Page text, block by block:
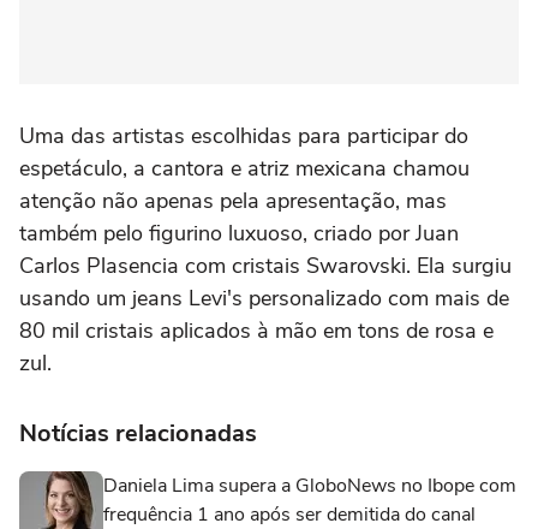
Uma das artistas escolhidas para participar do
espetáculo, a cantora e atriz mexicana chamou
atenção não apenas pela apresentação, mas
também pelo figurino luxuoso, criado por Juan
Carlos Plasencia com cristais Swarovski. Ela surgiu
usando um jeans Levi's personalizado com mais de
80 mil cristais aplicados à mão em tons de rosa e
zul.
Notícias relacionadas
Daniela Lima supera a GloboNews no Ibope com
frequência 1 ano após ser demitida do canal